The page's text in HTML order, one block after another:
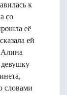
к
со
её
ей
словами